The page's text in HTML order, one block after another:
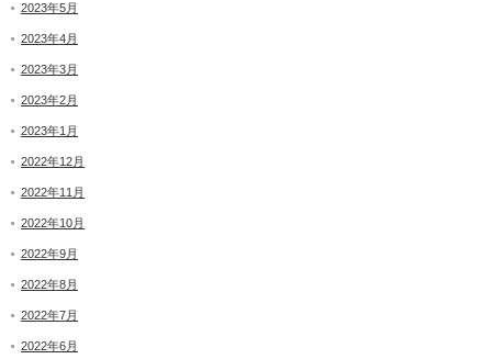
2023年5月
2023年4月
2023年3月
2023年2月
2023年1月
2022年12月
2022年11月
2022年10月
2022年9月
2022年8月
2022年7月
2022年6月